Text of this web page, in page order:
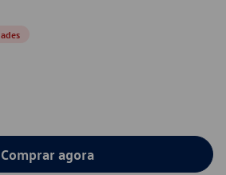
Comprar agora